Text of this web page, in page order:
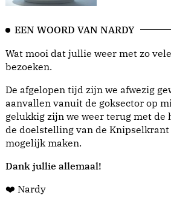
EEN WOORD VAN NARDY
Wat mooi dat jullie weer met zo
bezoeken.
De afgelopen tijd zijn we afwezig
aanvallen vanuit de goksector op
gelukkig zijn we weer terug met de
de doelstelling van de Knipselkrant
mogelijk maken.
Dank jullie allemaal!
❤️ Nardy